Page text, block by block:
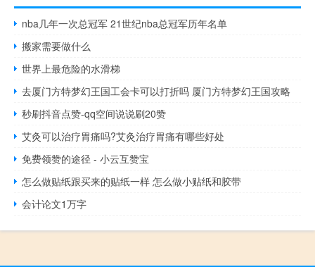
nba几年一次总冠军 21世纪nba总冠军历年名单
搬家需要做什么
世界上最危险的水滑梯
去厦门方特梦幻王国工会卡可以打折吗 厦门方特梦幻王国攻略
秒刷抖音点赞-qq空间说说刷20赞
艾灸可以治疗胃痛吗?艾灸治疗胃痛有哪些好处
免费领赞的途径 - 小云互赞宝
怎么做贴纸跟买来的贴纸一样 怎么做小贴纸和胶带
会计论文1万字